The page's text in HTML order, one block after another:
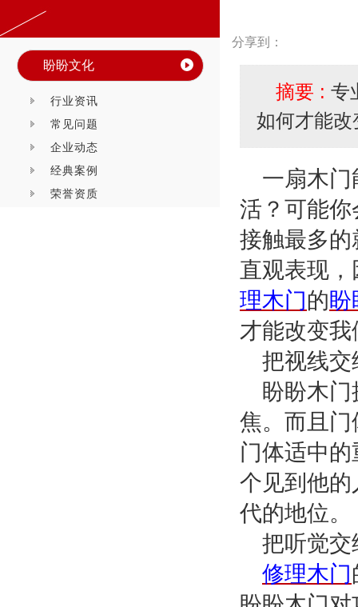
盼盼文化
行业资讯
常见问题
企业动态
经典案例
荣誉资质
分享到：
摘要 : 专
如何才能
一扇木
活？可能
接触最多
直观表现
理木门的
才能改变
把视线交
盼盼木
焦。而且
门体适中
个见到他
代的地位。
把听觉交
修理木门